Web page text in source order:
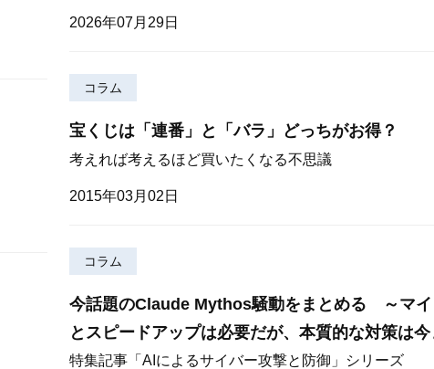
2026年07月29日
コラム
宝くじは「連番」と「バラ」どっちがお得？
考えれば考えるほど買いたくなる不思議
2015年03月02日
コラム
今話題のClaude Mythos騒動をまとめる ～マイ
とスピードアップは必要だが、本質的な対策は今
特集記事「AIによるサイバー攻撃と防御」シリーズ